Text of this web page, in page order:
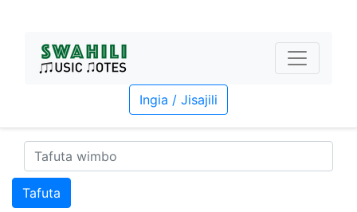
Ingia / Jisajili
Tafuta